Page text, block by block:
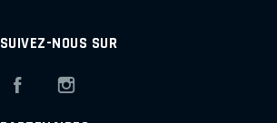
SUIVEZ-NOUS SUR
Facebook